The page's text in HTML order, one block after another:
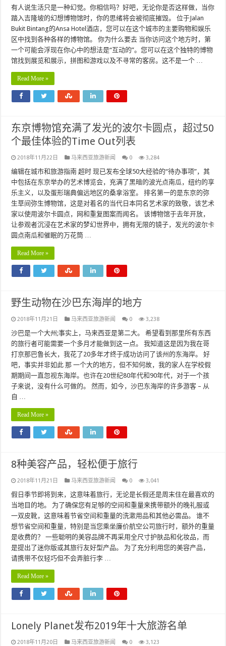
有人说生活只是一种幻觉。你相信吗？好吧，无论你是否这样做，当你
踏入吉隆坡的幻想博物馆时，你的思绪将会被彻底摧毁。 位于Jalan
Bukit Bintang的Ansa Hotel酒店，您可以在这个城市的主要购物和娱乐
区中找到各种各样的博物馆。 你为什么要去 当你访问这个地方时，第
一个可能会浮现在你心中的想法是“互动的”。您可以在这个独特的博物
馆找到展览和展示，拼图和游戏以及不寻常的客房。这不是一个 …
Read More »
东京博物馆充满了发光的波尔卡圆点，超过50
个最佳体验的Time Out列表
2018年11月22日 马来西亚旅游新闻 0 3,284
编辑在城市和旅游指南 超时 现已发布全球50大经验的“待办事项”，其
中包括在东京举办的艺术博览会，充满了黑暗的波光点南瓜，纽约的享
乐主义，以及蛋形瑞典偏远地区的桑拿浴室。 排名第一的是东京的弥
生草间弥生博物馆，这是对着名的当代日本同名艺术家的致敬，该艺术
家以使用波尔卡圆点，网和重复图案而闻名。 该博物馆于去年开放，
让参观者沉浸在艺术家的梦幻世界中，拥有无限的镜子，发光的波尔卡
圆点南瓜和催眠的万花筒 …
Read More »
野生动物在沙巴东海岸的地方
2018年11月21日 马来西亚旅游新闻 0 3,238
沙巴是一个大州;事实上，马来西亚是第二大。 希望看到那里所有东西
的旅行者可能需要一个多月才能做到这一点。 我知道这是因为我在哥
打京那巴鲁长大，我花了20多年才终于成功访问了该州的东海岸。 好
吧，事实并非如此 那 一个大的地方，但不知何故，我的家人在学校假
期期间一直忽视东海岸。也许在20世纪80年代和90年代，对于一个孩
子来说，没有什么可做的。 然而，如今，沙巴东海岸的许多游客 – 从
自 …
Read More »
8种美容产品，轻松便于旅行
2018年11月21日 马来西亚旅游新闻 0 3,041
假日季节即将到来，这意味着旅行，无论是长假还是周末住在最喜欢的
当地目的地。 为了确保您有足够的空间和重量来携带额外的晚礼服或
一双皮靴，这意味着节省空间和重量的洗漱用品和其他必需品。 谁不
想节省空间和重量，特别是当您乘坐廉价航空公司旅行时，额外的重量
是收费的？ 一些聪明的美容品牌不再采用全尺寸护肤品和化妆品，而
是提出了迷你版或其旅行友好型产品。 为了充分利用您的美容产品，
请携带不仅轻巧但不会弄脏行李 …
Read More »
Lonely Planet发布2019年十大旅游名单
2018年11月20日 马来西亚旅游新闻 0 3,123